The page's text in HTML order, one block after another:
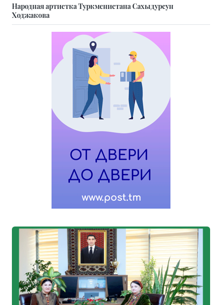
Народная артистка Туркменистана Сахыдурсун
Ходжакова